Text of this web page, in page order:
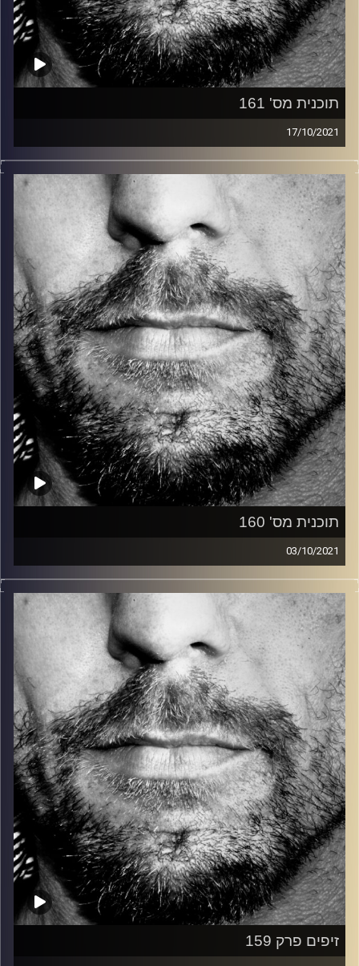
תוכנית מס' 161
17/10/2021
זיפים, מוזיקה מחוספסת של הופעות חיות. הרבה ג'אם, רוק,
בלוז, bluegrass, ג'אז, Fאנק, פרוגרסיב ואפילו אלקטרוניקה.
כל מה שחי, אמיתי ונושם.
עם שמוליק רגב.
תוכנית מיוחדת של זיפים – השעה הראשונה נערכה והוגשה
על ידי יעל אברהמי ומוקדשת כולה למיסי אליוט. בשעה השנייה
זיפים ״סטנדרטית״.
קרדיט תמונות:David Goehring
תוכנית מס' 160
03/10/2021
זיפים, מוזיקה מחוספסת של הופעות חיות. הרבה ג'אם, רוק,
בלוז, bluegrass, ג'אז, Fאנק, פרוגרסיב ואפילו אלקטרוניקה.
כל מה שחי, אמיתי ונושם.
עם שמוליק רגב.
קרדיט תמונות: David Goehring
זיפים פרק 159